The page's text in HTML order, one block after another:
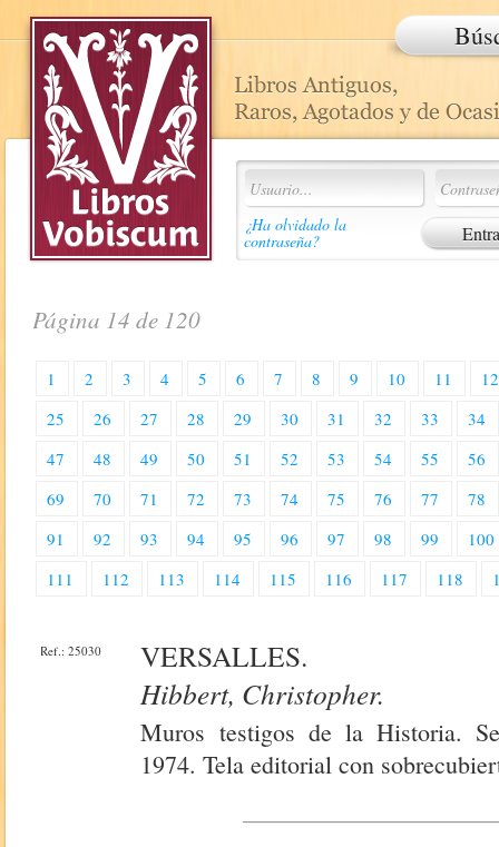
¿Ha olvidado la
contraseña?
Página 14 de 120
1 2 3 4 5 6 7 8 9 10 11
12
25
26 27 28 29 30 31 32 33
34
47
48 49 50 51 52 53 54 55
56
69
70 71 72 73 74 75 76 77
78
91
92 93 94 95 96 97 98 99
100
111
112 113 114 115 116 117 118
Ref.: 25030
VERSALLES.
Hibbert, Christopher.
Muros testigos de la Historia.
1974. Tela editorial con